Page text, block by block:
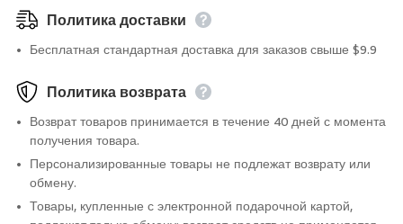
Политика доставки
Бесплатная стандартная доставка для заказов свыше $9.9
Политика возврата
Возврат товаров принимается в течение 40 дней с момента
получения товара.
Персонализированные товары не подлежат возврату или
обмену.
Товары, купленные с электронной подарочной картой,